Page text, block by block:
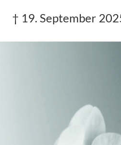
† 19. September